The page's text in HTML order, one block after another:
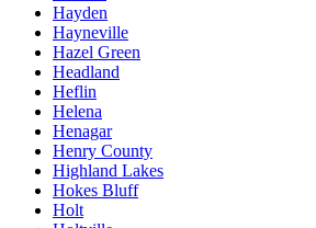
Hayden
Hayneville
Hazel Green
Headland
Heflin
Helena
Henagar
Henry County
Highland Lakes
Hokes Bluff
Holt